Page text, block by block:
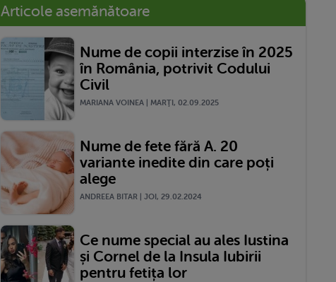
Articole asemănătoare
Nume de copii interzise în 2025
în România, potrivit Codului
Civil
MARIANA VOINEA | MARŢI, 02.09.2025
Nume de fete fără A. 20
variante inedite din care poți
alege
ANDREEA BITAR | JOI, 29.02.2024
Ce nume special au ales Iustina
și Cornel de la Insula Iubirii
pentru fetița lor